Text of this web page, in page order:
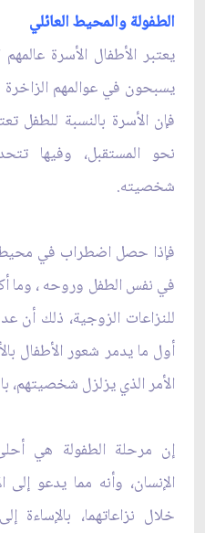
الطفولة والمحيط العائلي
يعتبر الأطفال الأسرة
يسبحون في عوالمهم الزاخرة
فإن الأسرة بالنسبة للطفل
نحو المستقبل، وفيها
شخصيته.
فإذا حصل اضطراب في محيط
في نفس الطفل وروحه ، وما
للنزاعات الزوجية، ذلك أن
أول ما يدمر شعور الأطفال
الأمر الذي يزلزل شخصيتهم،
إن مرحلة الطفولة هي
الإنسان، وأنه مما يدعو
خلال نزاعاتهما، بالإساءة